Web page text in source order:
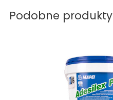
Podobne produkty